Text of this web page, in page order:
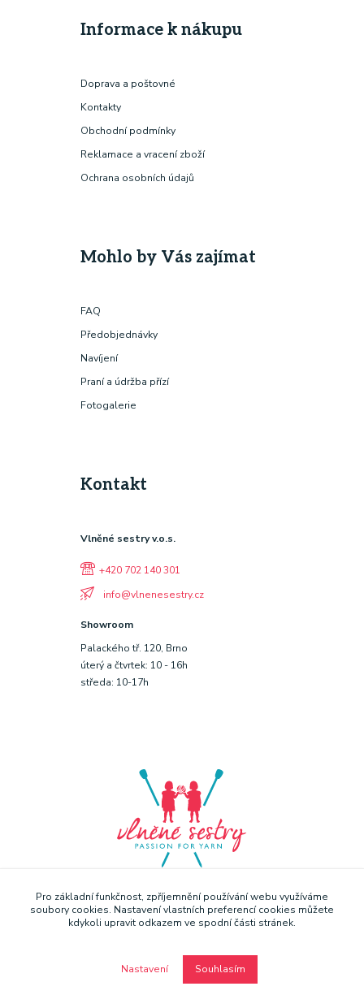
Informace k nákupu
Doprava a poštovné
Kontakty
Obchodní podmínky
Reklamace a vracení zboží
Ochrana osobních údajů
Mohlo by Vás zajímat
FAQ
Předobjednávky
Navíjení
Praní a údržba přízí
Fotogalerie
Kontakt
Vlněné sestry v.o.s.
+420 702 140 301
info@vlnenesestry.cz
Showroom
Palackého tř. 120, Brno
úterý a čtvrtek: 10 - 16h
středa: 10-17h
Pro základní funkčnost, zpříjemnění používání webu využíváme
soubory cookies. Nastavení vlastních preferencí cookies můžete
kdykoli upravit odkazem ve spodní části stránek.
Nastavení Souhlasím